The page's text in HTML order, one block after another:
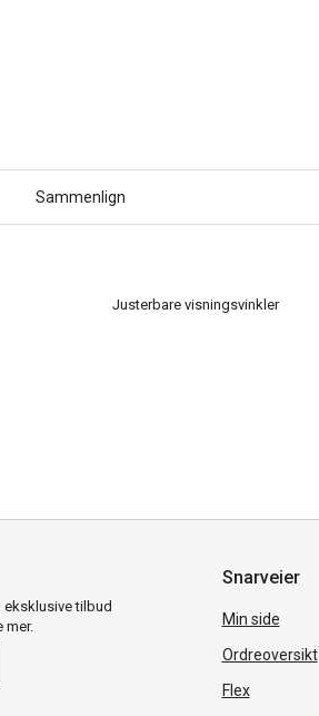
Justerbare visningsvinkler
Sammenlign
tilbud
mer.
Snarveier
Min side
Ordreoversikt
Flex